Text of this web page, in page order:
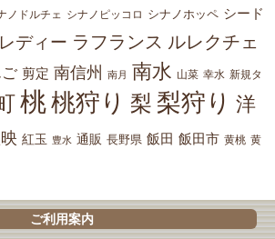
ノドルチェ シナノピッコロ シナノホッペ シード
ディー ラフランス ルレクチェ
剪定 南信州 南月 南水 山菜 幸水 新規タ
桃桃狩り 梨 梨狩り 洋
紅玉 豊水 通販 長野県 飯田 飯田市 黄桃 黄
ご利用案内